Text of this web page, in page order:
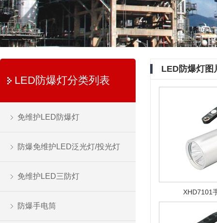
LED防爆灯分类列表
免维护LED防爆灯
防爆免维护LED泛光灯/投光灯
免维护LED三防灯
防爆手电筒
LED防爆灯图
XHD7101